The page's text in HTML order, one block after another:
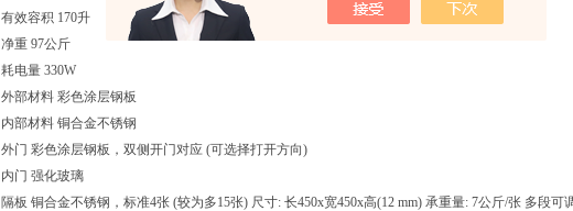
有效容积 170升
净重 97公斤
耗电量 330W
外部材料 彩色涂层钢板
内部材料 铜合金不锈钢
外门 彩色涂层钢板，双侧开门对应 (可选择打开方向)
内门 强化玻璃
隔板 铜合金不锈钢，标准4张 (较为多15张) 尺寸: 长450x宽450x高(12 mm) 承重量: 7公斤/张 多段可